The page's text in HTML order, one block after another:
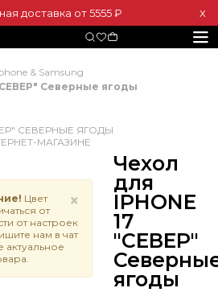
доставка от 5555 ₽ Х
& Samsung
Северные ягоды
×
Цвет
от
от настроек
нам в чат
Чехол
для
IPHONE
17
"СЕВЕР"
ягоды